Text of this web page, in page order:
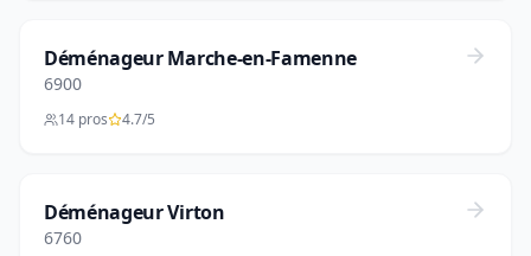
Déménageur Marche-en-Famenne
6900
14 pros 4.7/5
Déménageur Virton
6760